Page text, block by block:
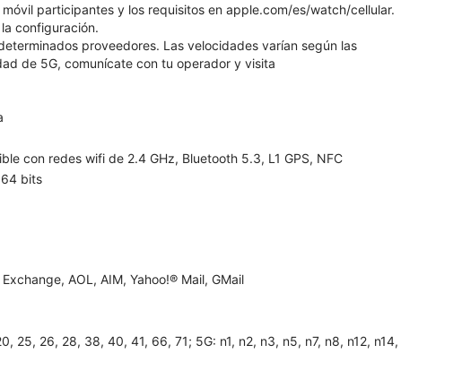
participantes y los requisitos en apple.com/es/watch/cellular.
configuración.
proveedores. Las velocidades varían según las
de 5G, comunícate con tu operador y visita
con redes wifi de 2.4 GHz, Bluetooth 5.3, L1 GPS, NFC
bits
AOL, AIM, Yahoo!® Mail, GMail
25, 26, 28, 38, 40, 41, 66, 71; 5G: n1, n2, n3, n5, n7, n8, n12, n14,